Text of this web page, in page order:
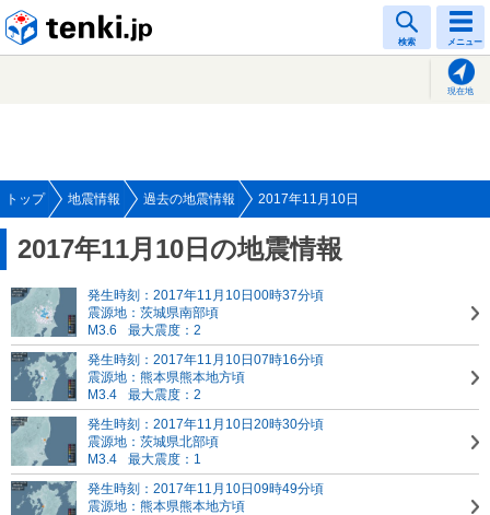
検索 メニュー
現在地
トップ 地震情報 過去の地震情報 2017年11月10日
2017年11月10日の地震情報
発生時刻：2017年11月10日00時37分頃
震源地：茨城県南部頃
M3.6
最大震度：2
発生時刻：2017年11月10日07時16分頃
震源地：熊本県熊本地方頃
M3.4
最大震度：2
発生時刻：2017年11月10日20時30分頃
震源地：茨城県北部頃
M3.4
最大震度：1
発生時刻：2017年11月10日09時49分頃
震源地：熊本県熊本地方頃